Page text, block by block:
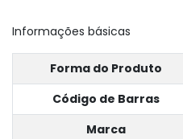
Informações básicas
Forma do Produto
Código de Barras
Marca